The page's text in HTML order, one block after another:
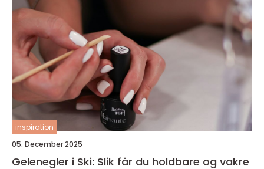
inspiration
05. December 2025
Gelenegler i Ski: Slik får du holdbare og vakre